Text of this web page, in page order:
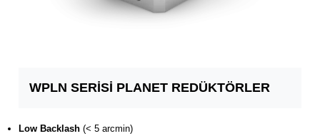
WPLN SERİSİ PLANET REDÜKTÖRLER
Low Backlash(< 5 arcmin)